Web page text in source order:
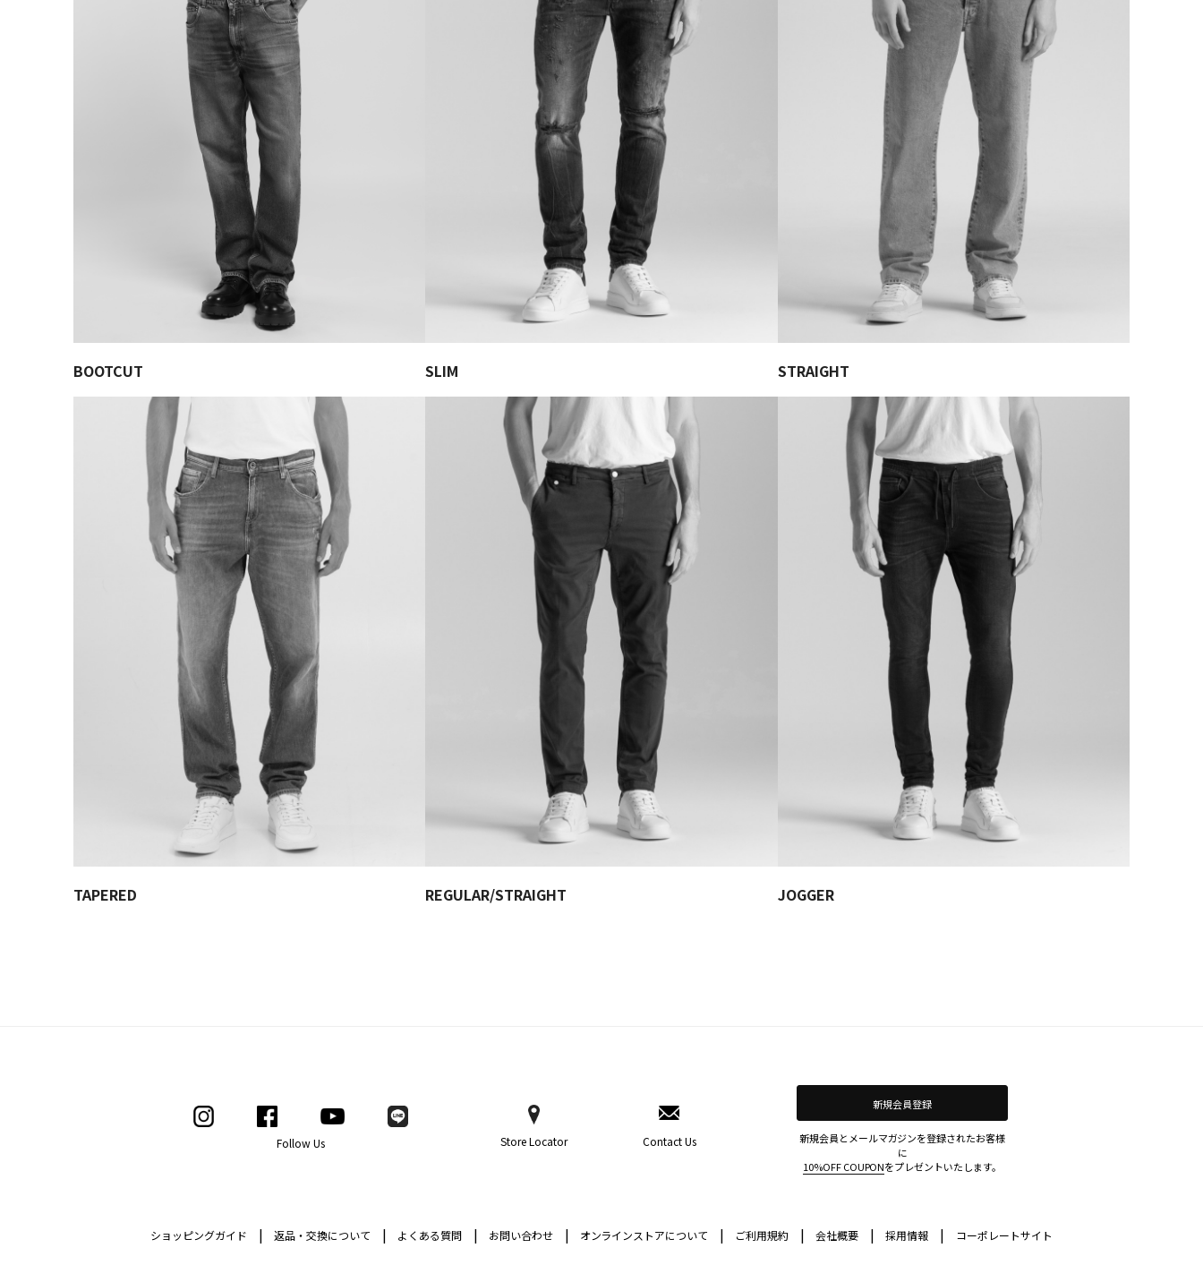
BOOTCUT SLIM STRAIGHT
TAPERED REGULAR/STRAIGHT JOGGER
Follow Us Store Locator Contact Us
新規会員登録
新規会員とメールマガジンを登録されたお客様
に
10%OFF COUPONをプレゼントいたします。
ショッピングガイド | 返品・交換について | よくある質問 | お問い合わせ | オンラインストアについて | ご利用規約 | 会社概要 | 採用情報 | コーポレートサイト